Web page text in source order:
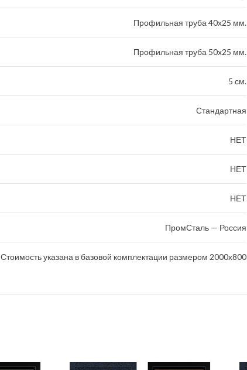
Профильная труба 40х25 мм.
Профильная труба 50х25 мм.
5 см.
Стандартная
НЕТ
НЕТ
НЕТ
ПромСталь — Россия
Стоимость указана в базовой комплектации размером 2000х800